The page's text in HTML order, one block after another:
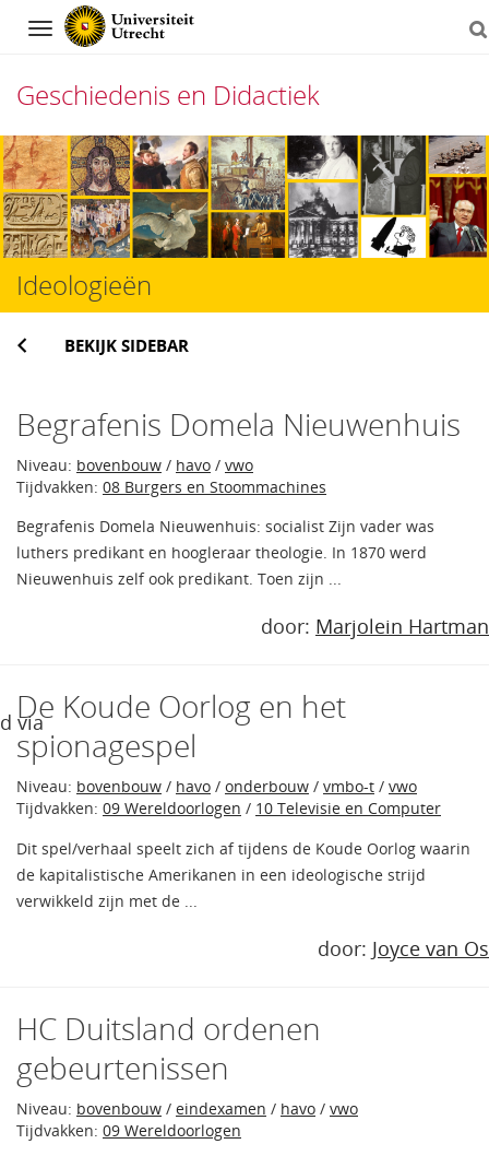
Navigation
Geschiedenis en Didactiek
Direct
naar
het
inhoud
via
Ideologieën
BEKIJK SIDEBAR
Begrafenis Domela Nieuwenhuis
Niveau: bovenbouw / havo / vwo
Tijdvakken: 08 Burgers en Stoommachines
Begrafenis Domela Nieuwenhuis: socialist Zijn vader was
luthers predikant en hoogleraar theologie. In 1870 werd
Nieuwenhuis zelf ook predikant. Toen zijn ...
door: Marjolein Hartman
De Koude Oorlog en het
spionagespel
Niveau: bovenbouw / havo / onderbouw / vmbo-t / vwo
Tijdvakken: 09 Wereldoorlogen / 10 Televisie en Computer
Dit spel/verhaal speelt zich af tijdens de Koude Oorlog waarin
de kapitalistische Amerikanen in een ideologische strijd
verwikkeld zijn met de ...
door: Joyce van Os
HC Duitsland ordenen
gebeurtenissen
Niveau: bovenbouw / eindexamen / havo / vwo
Tijdvakken: 09 Wereldoorlogen